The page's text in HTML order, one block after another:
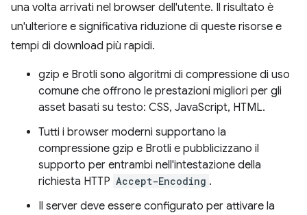
una volta arrivati nel browser dell'utente. Il risultato è
un'ulteriore e significativa riduzione di queste risorse e
tempi di download più rapidi.
gzip e Brotli sono algoritmi di compressione di uso
comune che offrono le prestazioni migliori per gli
asset basati su testo: CSS, JavaScript, HTML.
Tutti i browser moderni supportano la
compressione gzip e Brotli e pubblicizzano il
supporto per entrambi nell'intestazione della
richiesta HTTP Accept-Encoding .
Il server deve essere configurato per attivare la